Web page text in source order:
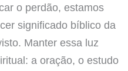
o perdão, estamos
significado bíblico da
Manter essa luz
a oração, o estudo